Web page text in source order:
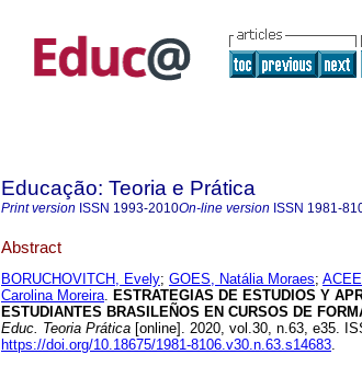
Educação: Teoria e Prática
Print version ISSN 1993-2010On-line version ISSN 1981-
Abstract
BORUCHOVITCH, Evely; GOES, Natália Moraes;
Carolina Moreira. ESTRATEGIAS DE ESTUDIOS Y
ESTUDIANTES BRASILEÑOS EN CURSOS DE
Educ. Teoria Prática [online]. 2020, vol.30, n.63, e35.
https://doi.org/10.18675/1981-8106.v30.n.63.s14683.